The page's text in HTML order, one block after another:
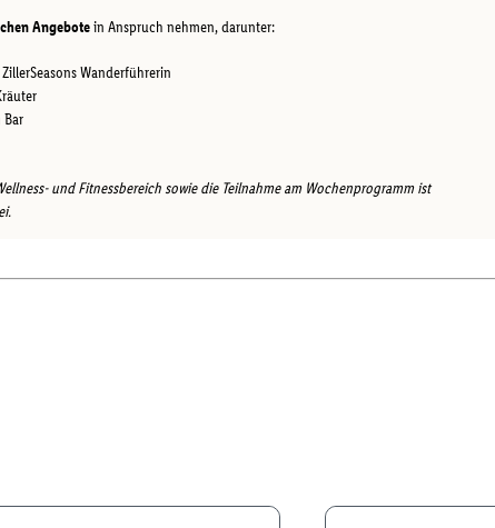
Angebotein Anspruch nehmen, darunter:
Wanderführerin
Bar
und Fitnessbereich sowie die Teilnahme am Wochenprogramm ist